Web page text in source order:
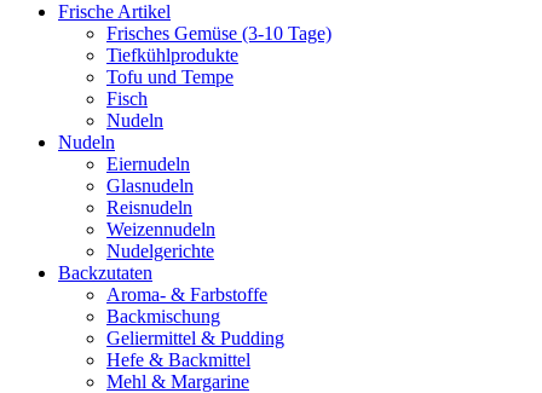
Frische Artikel
Frisches Gemüse (3-10 Tage)
Tiefkühlprodukte
Tofu und Tempe
Fisch
Nudeln
Nudeln
Eiernudeln
Glasnudeln
Reisnudeln
Weizennudeln
Nudelgerichte
Backzutaten
Aroma- & Farbstoffe
Backmischung
Geliermittel & Pudding
Hefe & Backmittel
Mehl & Margarine